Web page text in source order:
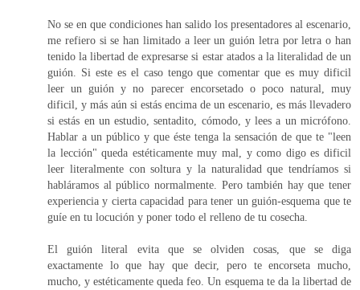
No se en que condiciones han salido los presentadores al escenario,
me refiero si se han limitado a leer un guión letra por letra o han
tenido la libertad de expresarse si estar atados a la literalidad de un
guión. Si este es el caso tengo que comentar que es muy dificil
leer un guión y no parecer encorsetado o poco natural, muy
dificil, y más aún si estás encima de un escenario, es más llevadero
si estás en un estudio, sentadito, cómodo, y lees a un micrófono.
Hablar a un público y que éste tenga la sensación de que te "leen
la lección" queda estéticamente muy mal, y como digo es dificil
leer literalmente con soltura y la naturalidad que tendríamos si
habláramos al público normalmente. Pero también hay que tener
experiencia y cierta capacidad para tener un guión-esquema que te
guíe en tu locución y poner todo el relleno de tu cosecha.
El guión literal evita que se olviden cosas, que se diga
exactamente lo que hay que decir, pero te encorseta mucho,
mucho, y estéticamente queda feo. Un esquema te da la libertad de